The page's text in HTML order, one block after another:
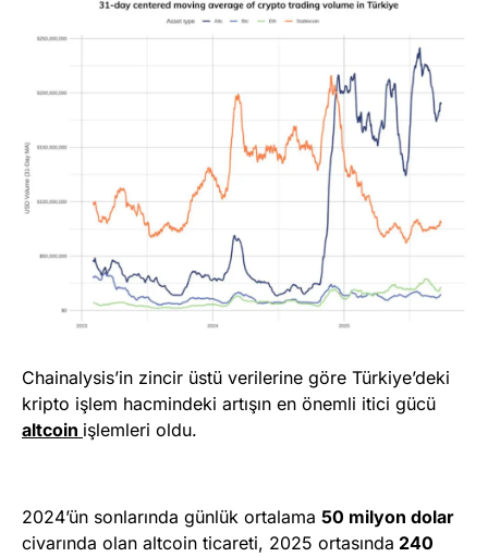
Chainalysis’in zincir üstü verilerine göre Türkiye’deki
kripto işlem hacmindeki artışın en önemli itici gücü
altcoin işlemleri oldu.
2024’ün sonlarında günlük ortalama 50 milyon dolar
civarında olan altcoin ticareti, 2025 ortasında 240